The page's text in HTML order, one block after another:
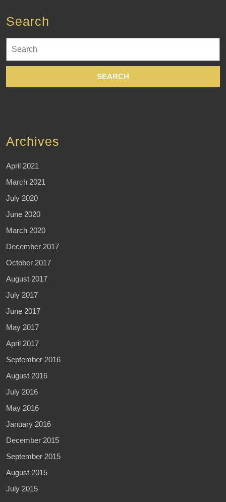
Search
for:
Archives
April 2021
March 2021
July 2020
June 2020
March 2020
December 2017
October 2017
August 2017
July 2017
June 2017
May 2017
April 2017
September 2016
August 2016
July 2016
May 2016
January 2016
December 2015
September 2015
August 2015
July 2015